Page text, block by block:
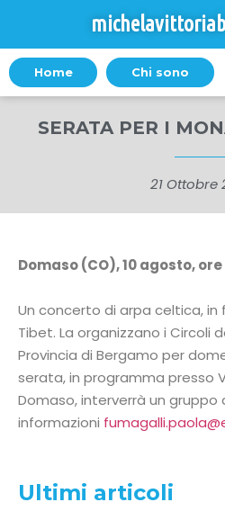
Home Chi sono
SERATA PER I
21 Ottobre
Domaso (CO), 10 agosto, ore
Un concerto di arpa celtica, in
Tibet. La organizzano i Circoli
Provincia di Bergamo per
serata, in programma presso
Domaso, interverrà un gruppo
informazioni
Ultimi articoli